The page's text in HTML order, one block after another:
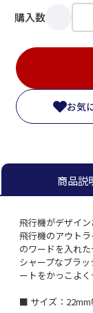
購入数
お気
商品説
飛行機がデザイ
飛行機のアウト
のワードを入れた
シャープなブラ
ートをかっこよく
■ サイズ：22mm